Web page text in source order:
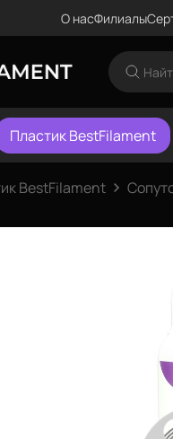
О насФилиалы
Пластик BestFilament
BestFilament